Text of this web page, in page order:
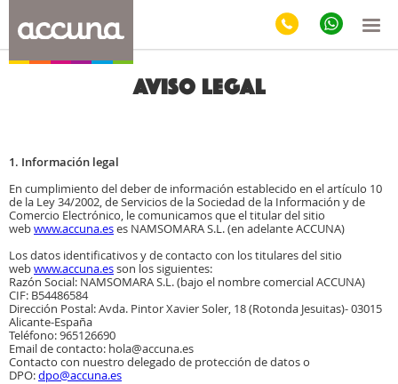
Aviso Legal
1. Información legal
En cumplimiento del deber de información establecido en el artículo 10
de la Ley 34/2002, de Servicios de la Sociedad de la Información y de
Comercio Electrónico, le comunicamos que el titular del sitio
webwww.accuna.eses NAMSOMARA S.L. (en adelante ACCUNA)
Los datos identificativos y de contacto con los titulares del sitio
webwww.accuna.esson los siguientes:
Razón Social: NAMSOMARA S.L. (bajo el nombre comercial ACCUNA)
CIF: B54486584
Dirección Postal: Avda. Pintor Xavier Soler, 18 (Rotonda Jesuitas)- 03015
Alicante-España
Teléfono: 965126690
Email de contacto: hola@accuna.es
Contacto con nuestro delegado de protección de datos o
DPO:dpo@accuna.es